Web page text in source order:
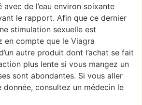
de l’eau environ soixante
le rapport. Afin que ce dernier
stimulation sexuelle est
en compte que le Viagra
autre produit dont l’achat se fait
plus lente si vous mangez un
sont abondantes. Si vous aller
donnée, consultez un médecin le